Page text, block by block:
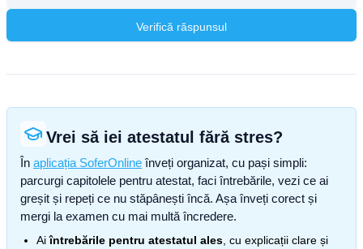
Verifică răspunsul
Vrei să iei atestatul fără stres?
În aplicația SoferOnline înveți organizat, cu pași simpli:
parcurgi capitolele pentru atestat, faci întrebările, vezi ce ai
greșit și repeți ce nu stăpânești încă. Așa înveți corect și
mergi la examen cu mai multă încredere.
Aiîntrebările pentru atestatul ales , cu explicații clare și